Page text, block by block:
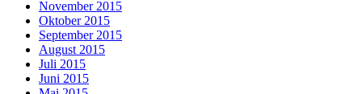
November 2015
Oktober 2015
September 2015
August 2015
Juli 2015
Juni 2015